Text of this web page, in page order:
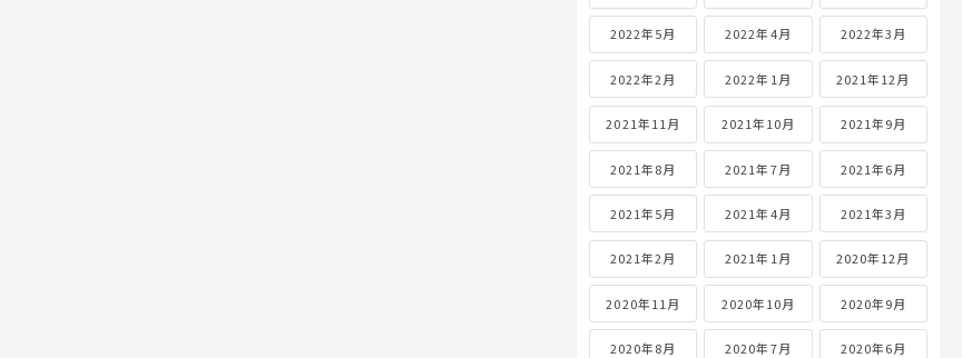
2022年5月 2022年4月 2022年3月
2022年2月 2022年1月 2021年12月
2021年11月 2021年10月 2021年9月
2021年8月 2021年7月 2021年6月
2021年5月 2021年4月 2021年3月
2021年2月 2021年1月 2020年12月
2020年11月 2020年10月 2020年9月
2020年8月 2020年7月 2020年6月